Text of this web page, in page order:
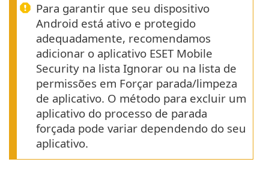
Para garantir que seu dispositivo
Android está ativo e protegido
adequadamente, recomendamos
adicionar o aplicativo ESET Mobile
Security na lista Ignorar ou na lista de
permissões em Forçar parada/limpeza
de aplicativo. O método para excluir um
aplicativo do processo de parada
forçada pode variar dependendo do seu
aplicativo.